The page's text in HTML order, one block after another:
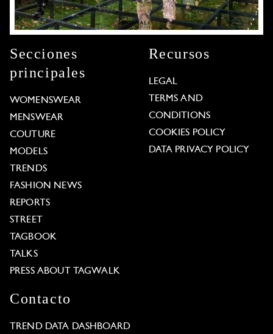
Secciones
principales
WOMENSWEAR
MENSWEAR
COUTURE
MODELS
TRENDS
FASHION NEWS
REPORTS
STREET
TAGBOOK
TALKS
PRESS ABOUT TAGWALK
Recursos
LEGAL
TERMS AND
CONDITIONS
COOKIES POLICY
DATA PRIVACY POLICY
Contacto
TREND DATA DASHBOARD